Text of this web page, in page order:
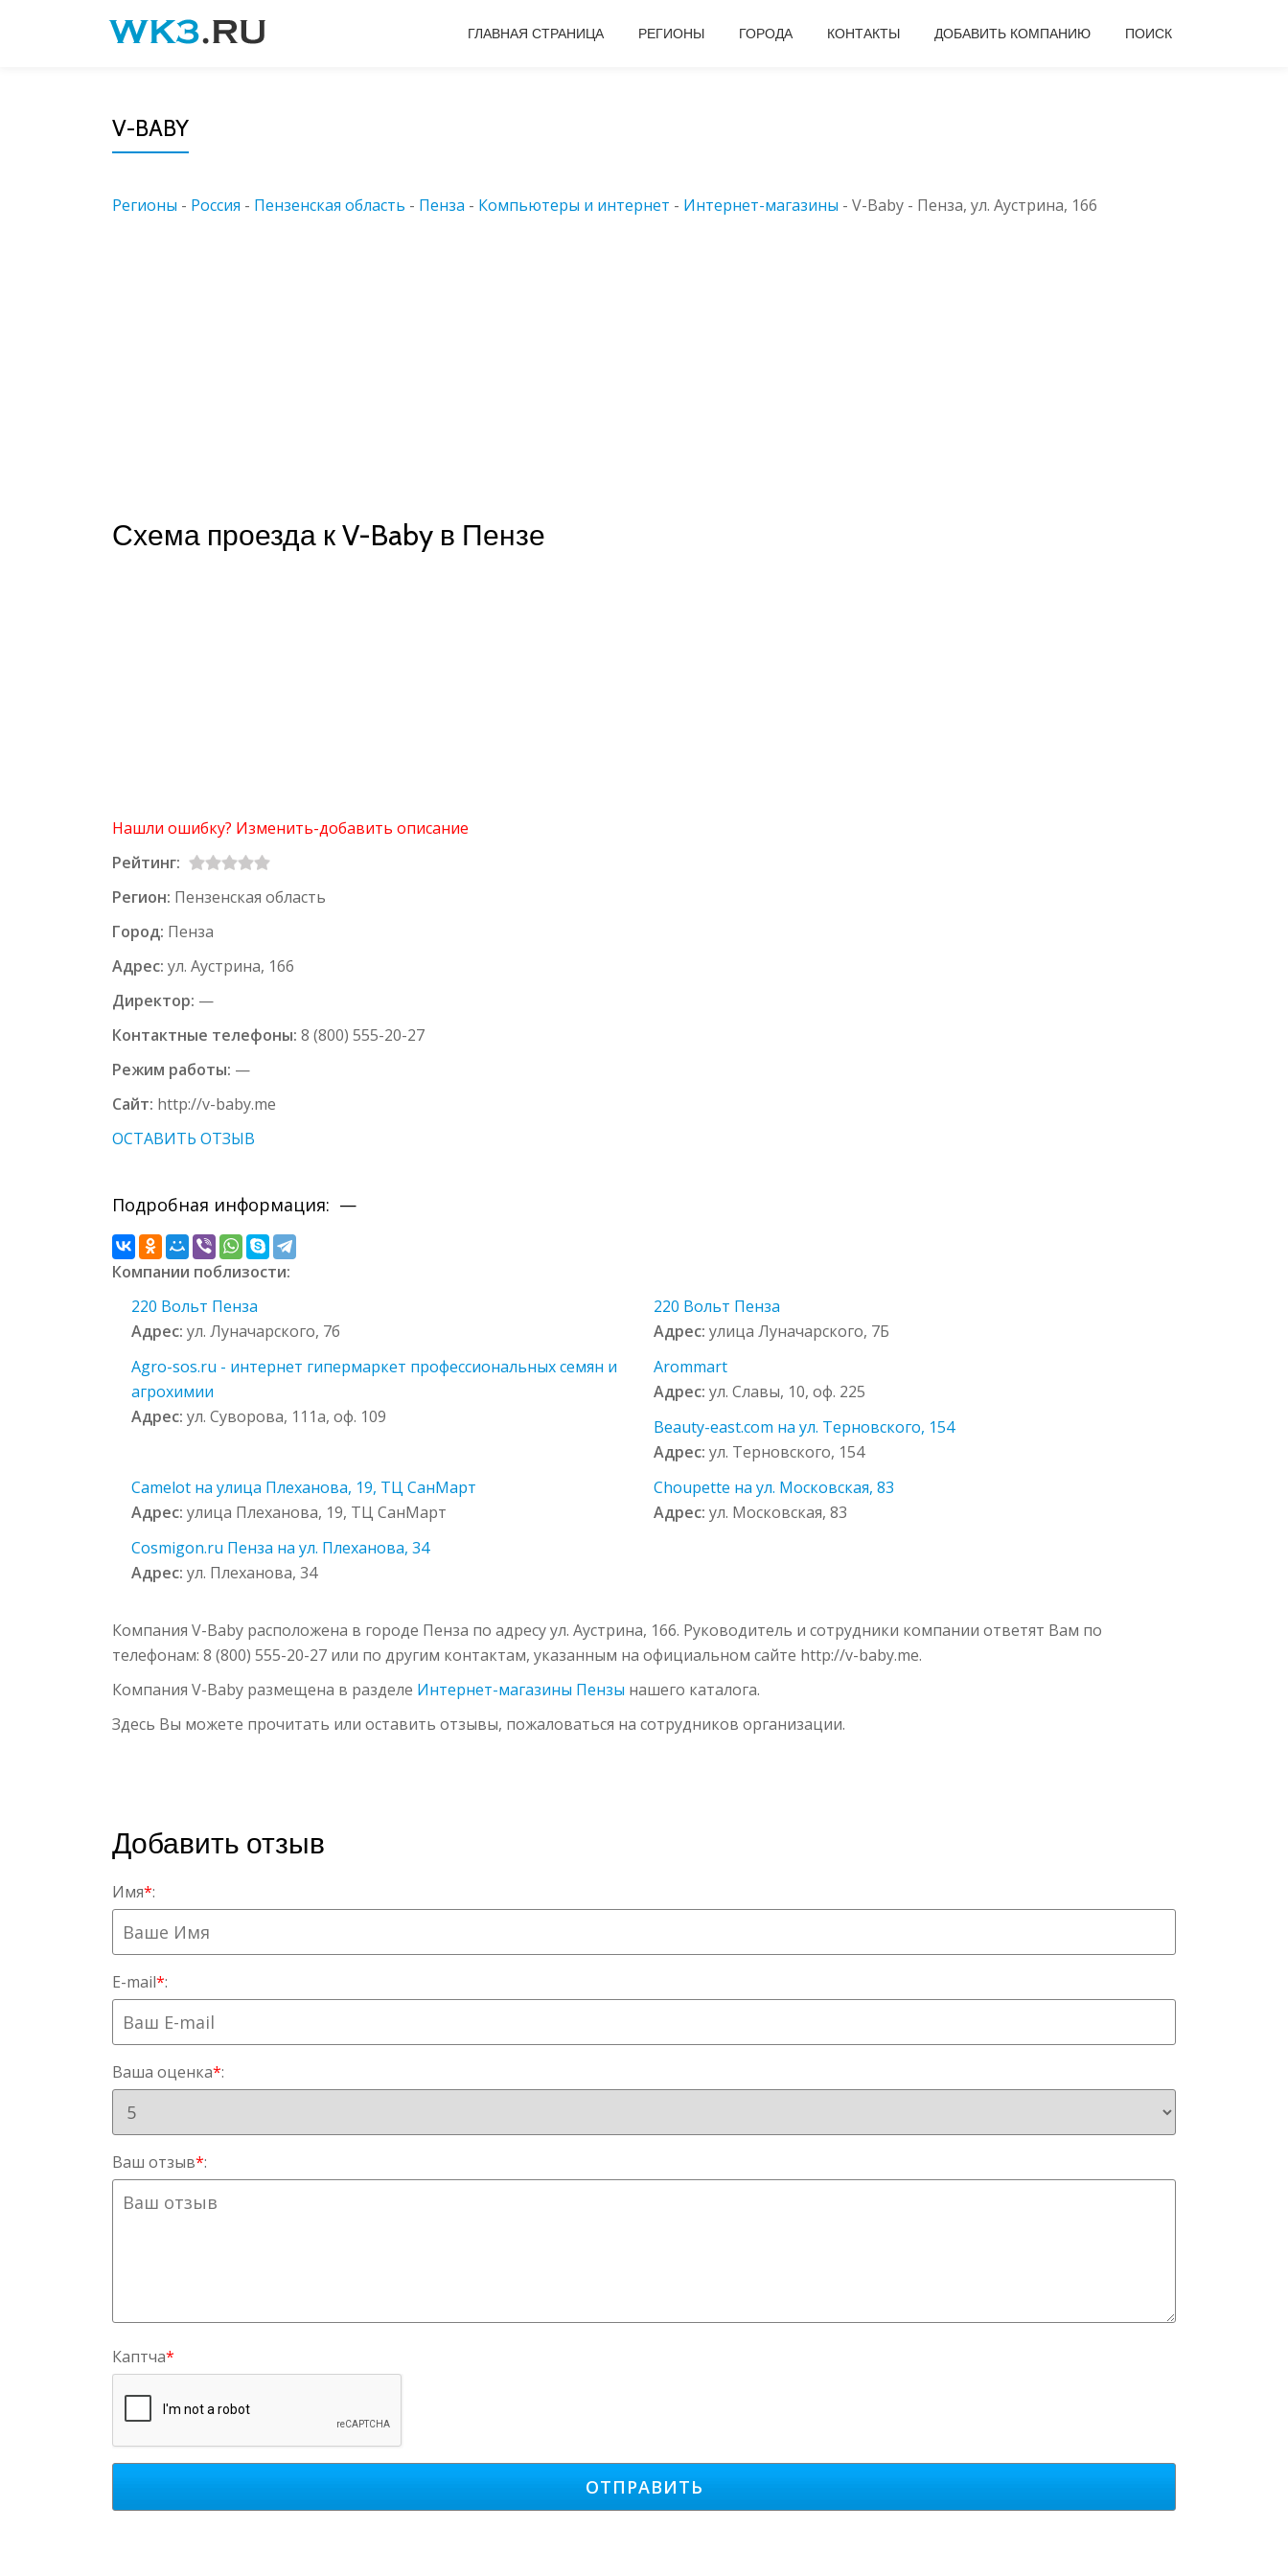
ГЛАВНАЯ СТРАНИЦА РЕГИОНЫ ГОРОДА КОНТАКТЫ ДОБАВИТЬ КОМПАНИЮ ПОИСК
V-BABY
Регионы - Россия - Пензенская область - Пенза - Компьютеры и интернет - Интернет-магазины - V-Baby - Пенза, ул. Аустрина, 166
Схема проезда к V-Baby в Пензе
Нашли ошибку? Изменить-добавить описание
Рейтинг:
Регион: Пензенская область
Город: Пенза
Адрес: ул. Аустрина, 166
Директор: —
Контактные телефоны: 8 (800) 555-20-27
Режим работы: —
Сайт: http://v-baby.me
ОСТАВИТЬ ОТЗЫВ
Подробная информация: —
Компании поблизости:
220 Вольт Пенза
Адрес: ул. Луначарского, 7б
220 Вольт Пенза
Адрес: улица Луначарского, 7Б
Agro-sos.ru - интернет гипермаркет профессиональных семян и
агрохимии
Адрес: ул. Суворова, 111а, оф. 109
Arommart
Адрес: ул. Славы, 10, оф. 225
Beauty-east.com на ул. Терновского, 154
Адрес: ул. Терновского, 154
Camelot на улица Плеханова, 19, ТЦ СанМарт
Адрес: улица Плеханова, 19, ТЦ СанМарт
Choupette на ул. Московская, 83
Адрес: ул. Московская, 83
Cosmigon.ru Пенза на ул. Плеханова, 34
Адрес: ул. Плеханова, 34
Компания V-Baby расположена в городе Пенза по адресу ул. Аустрина, 166. Руководитель и сотрудники компании ответят Вам по
телефонам: 8 (800) 555-20-27 или по другим контактам, указанным на официальном сайте http://v-baby.me.
Компания V-Baby размещена в разделе Интернет-магазины Пензы нашего каталога.
Здесь Вы можете прочитать или оставить отзывы, пожаловаться на сотрудников организации.
Добавить отзыв
Имя*:
E-mail*:
Ваша оценка*:
Ваш отзыв*:
Каптча*